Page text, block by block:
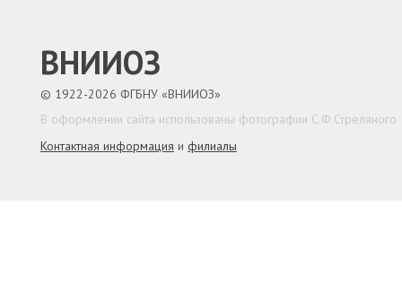
ВНИИОЗ
© 1922-2026 ФГБНУ «ВНИИОЗ»
Контактная информация и филиалы
В оформлении сайта использованы фотографии С.Ф.Стреляного